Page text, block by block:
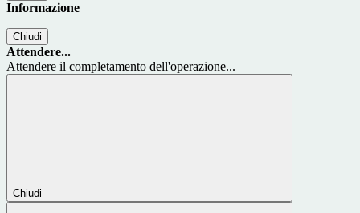
Informazione
Chiudi
Attendere...
Attendere il completamento dell'operazione...
Chiudi